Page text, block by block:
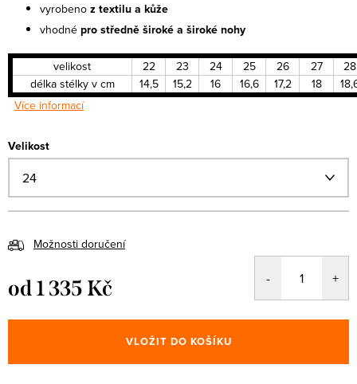
vyrobeno z textilu a kůže
vhodné pro středně široké a široké nohy
velikost 22 23 24 25 26 27
28
délka stélky v cm
14,5 15,2 16 16,6 17,2 18
Více informací
Velikost
Možnosti doručení
od1 335 Kč
cena:
VLOŽIT DO KOŠÍKU